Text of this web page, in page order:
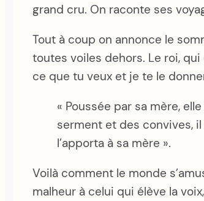
grand cru. On raconte ses
Tout à coup on annonce le
toutes voiles dehors. Le roi,
ce que tu veux et je te le
« Poussée par sa mère,
serment et des convives,
l’apporta à sa mère ».
Voilà comment le monde
malheur à celui qui élève la